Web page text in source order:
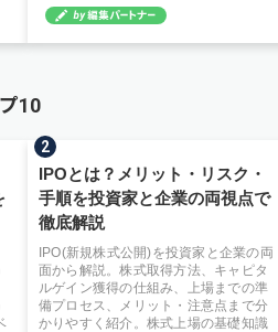
10
IPOとは？メリット・リスク・
手順を投資家と企業の両視点で
徹底解説
IPO(新規株式公開)を投資家と企業の両
面から解説。株式取得方法、キャピタ
ルゲイン獲得の仕組み、上場までの準
備プロセス、メリット・注意点まで分
かりやすく紹介。株式上場の基礎知識